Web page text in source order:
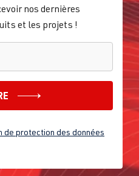
nos dernières
et les projets !
de protection des données